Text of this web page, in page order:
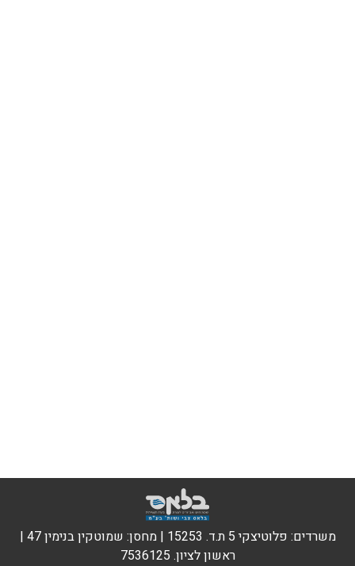
משרדים: פלוטיצקי 5 ת.ד. 15253 | מחסן: שמוטקין בנימין 47 |
ראשון לציון. 7536125